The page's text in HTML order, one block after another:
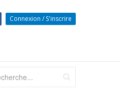
Connexion /S'inscrire